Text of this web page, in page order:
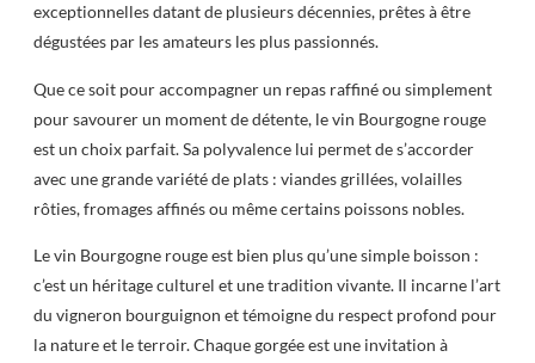
exceptionnelles datant de plusieurs décennies, prêtes à être
dégustées par les amateurs les plus passionnés.
Que ce soit pour accompagner un repas raffiné ou simplement
pour savourer un moment de détente, le vin Bourgogne rouge
est un choix parfait. Sa polyvalence lui permet de s’accorder
avec une grande variété de plats : viandes grillées, volailles
rôties, fromages affinés ou même certains poissons nobles.
Le vin Bourgogne rouge est bien plus qu’une simple boisson :
c’est un héritage culturel et une tradition vivante. Il incarne l’art
du vigneron bourguignon et témoigne du respect profond pour
la nature et le terroir. Chaque gorgée est une invitation à